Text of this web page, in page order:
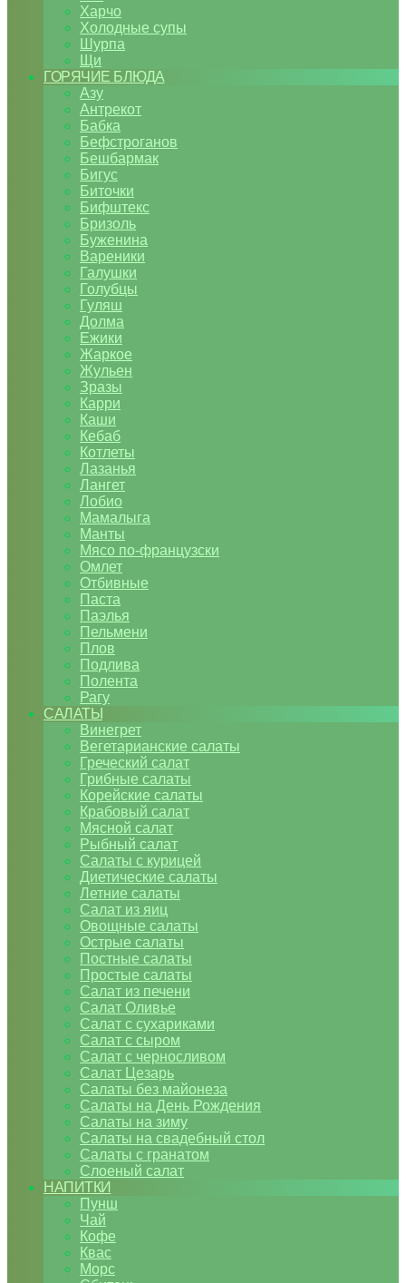
Харчо
Холодные супы
Шурпа
Щи
ГОРЯЧИЕ БЛЮДА
Азу
Антрекот
Бабка
Бефстроганов
Бешбармак
Бигус
Биточки
Бифштекс
Бризоль
Буженина
Вареники
Галушки
Голубцы
Гуляш
Долма
Ежики
Жаркое
Жульен
Зразы
Карри
Каши
Кебаб
Котлеты
Лазанья
Лангет
Лобио
Мамалыга
Манты
Мясо по-французски
Омлет
Отбивные
Паста
Паэлья
Пельмени
Плов
Подлива
Полента
Рагу
САЛАТЫ
Винегрет
Вегетарианские салаты
Греческий салат
Грибные салаты
Корейские салаты
Крабовый салат
Мясной салат
Рыбный салат
Салаты с курицей
Диетические салаты
Летние салаты
Салат из яиц
Овощные салаты
Острые салаты
Постные салаты
Простые салаты
Салат из печени
Салат Оливье
Салат с сухариками
Салат с сыром
Салат с черносливом
Салат Цезарь
Салаты без майонеза
Салаты на День Рождения
Салаты на зиму
Салаты на свадебный стол
Салаты с гранатом
Слоеный салат
НАПИТКИ
Пунш
Чай
Кофе
Квас
Морс